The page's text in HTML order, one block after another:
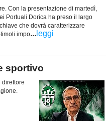
Con la presentazione di martedì,
Portuali Dorica ha preso il largo
che dovrà caratterizzare
impo... leggi
sportivo
direttore